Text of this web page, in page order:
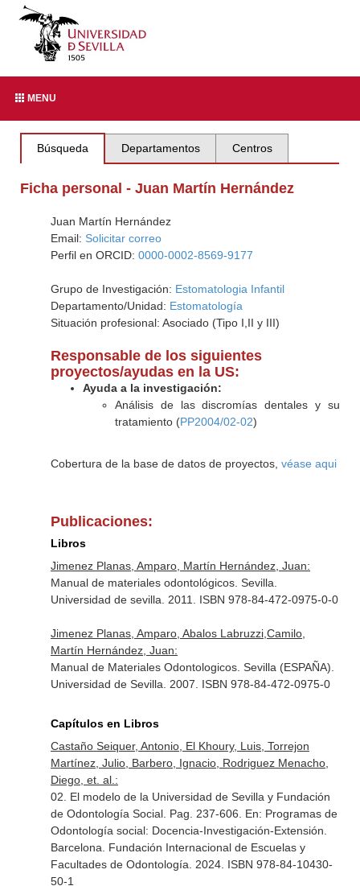
MENU
Búsqueda Departamentos Centros
Ficha personal - Juan Martín Hernández
Juan Martín Hernández
Email: Solicitar correo
Perfil en ORCID: 0000-0002-8569-9177
Grupo de Investigación: Estomatologia Infantil
Departamento/Unidad: Estomatología
Situación profesional: Asociado (Tipo I,II y III)
Responsable de los siguientes
proyectos/ayudas en la US:
Ayuda a la investigación:
Análisis de las discromías dentales y su
tratamiento (PP2004/02-02)
Cobertura de la base de datos de proyectos, véase aqui
Publicaciones:
Libros
Jimenez Planas, Amparo, Martín Hernández, Juan:
Manual de materiales odontológicos. Sevilla.
Universidad de sevilla. 2011. ISBN 978-84-472-0975-0-0
Jimenez Planas, Amparo, Abalos Labruzzi,Camilo,
Martín Hernández, Juan:
Manual de Materiales Odontologicos. Sevilla (ESPAÑA).
Universidad de Sevilla. 2007. ISBN 978-84-472-0975-0
Capítulos en Libros
Castaño Seiquer, Antonio, El Khoury, Luis, Torrejon
Martínez, Julio, Barbero, Ignacio, Rodriguez Menacho,
Diego, et. al.:
02. El modelo de la Universidad de Sevilla y Fundación
de Odontología Social. Pag. 237-606. En: Programas de
Odontología social: Docencia-Investigación-Extensión
Barcelona. Fundación Internacional de Escuelas y
Facultades de Odontología. 2024. ISBN 978-84-10430-
50-1